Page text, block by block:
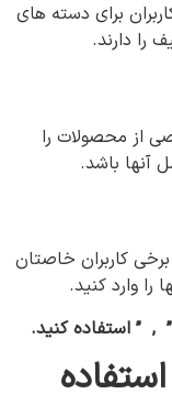
برای دسته های
را دارند.
از محصولات را
آنها باشد.
کاربران خاصتان
را وارد کنید.
, ” استفاده کنید.
استفاده